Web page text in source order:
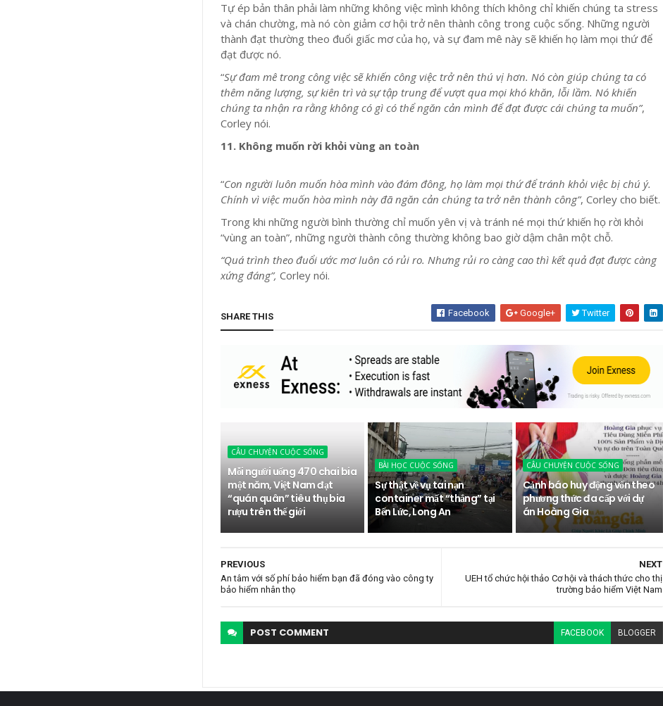
Tự ép bản thân phải làm những không việc mình không thích không chỉ khiến chúng ta stress
và chán chường, mà nó còn giảm cơ hội trở nên thành công trong cuộc sống. Những người
thành đạt thường theo đuổi giấc mơ của họ, và sự đam mê này sẽ khiến họ làm mọi thứ để
đạt được nó.
“Sự đam mê trong công việc sẽ khiến công việc trở nên thú vị hơn. Nó còn giúp chúng ta có
thêm năng lượng, sự kiên trì và sự tập trung để vượt qua mọi khó khăn, lỗi lầm. Nó khiến
chúng ta nhận ra rằng không có gì có thể ngăn cản mình để đạt được cái chúng ta muốn”,
Corley nói.
11. Không muốn rời khỏi vùng an toàn
“Con người luôn muốn hòa mình vào đám đông, họ làm mọi thứ để tránh khỏi việc bị chú ý.
Chính vì việc muốn hòa mình này đã ngăn cản chúng ta trở nên thành công”, Corley cho biết.
Trong khi những người bình thường chỉ muốn yên vị và tránh né mọi thứ khiến họ rời khỏi
“vùng an toàn”, những người thành công thường không bao giờ dậm chân một chỗ.
“Quá trình theo đuổi ước mơ luôn có rủi ro. Nhưng rủi ro càng cao thì kết quả đạt được càng
xứng đáng”, Corley nói.
SHARE THIS Facebook Google+ Twitter
CÂU CHUYỆN CUỘC SỐNG
Mỗi người uống 470 chai bia
một năm, Việt Nam đạt
“quán quân” tiêu thụ bia
rượu trên thế giới
BÀI HỌC CUỘC SỐNG
Sự thật về vụ tai nạn
container mất “thắng” tại
Bến Lức, Long An
CÂU CHUYỆN CUỘC SỐNG
Cảnh báo huy động vốn theo
phương thức đa cấp với dự
án Hoàng Gia
NEXT
UEH tổ chức hội thảo Cơ hội và thách thức cho thị
trường bảo hiểm Việt Nam
PREVIOUS
An tâm với số phí bảo hiểm bạn đã đóng vào công ty
bảo hiểm nhân thọ
POST COMMENT FACEBOOK BLOGGER